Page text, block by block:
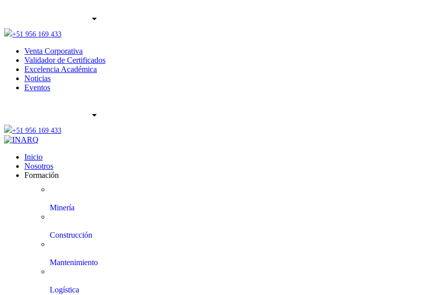
+51 956 169 433
Venta Corporativa
Validador de Certificados
Excelencia Académica
Noticias
Eventos
+51 956 169 433
Inicio
Nosotros
Formación
Minería
Construcción
Mantenimiento
Logística